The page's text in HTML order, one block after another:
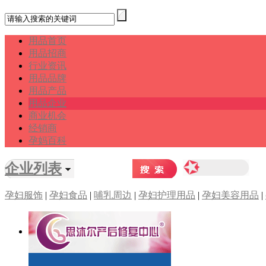
用品首页
用品招商
行业资讯
用品品牌
用品产品
用品企业
商业机会
经销商
孕妈百科
企业列表
孕妇服饰 | 孕妇食品 | 哺乳周边 | 孕妇护理用品 | 孕妇美容用品 |